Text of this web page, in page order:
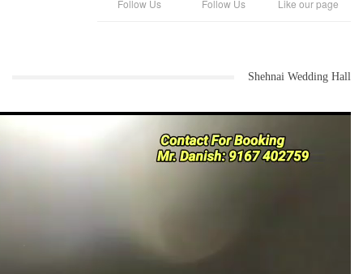
Like our page
Follow Us
Follow Us
Shehnai Wedding Hall